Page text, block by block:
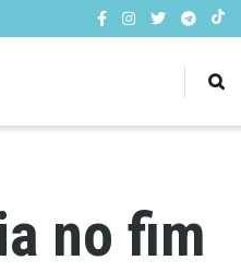
no fim